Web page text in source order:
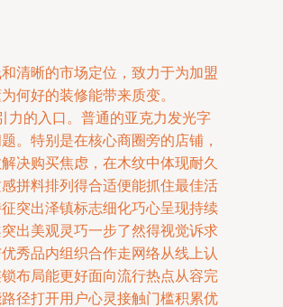
清晰的市场定位，致力于为加盟
何好的装修能带来质变。
力的入口。普通的亚克力发光字
。特别是在核心商圈旁的店铺，
决购买焦虑，在木纹中体现耐久
拼料排列得合适便能抓住最佳活
突出泽镇标志细化巧心呈现持续
出美观灵巧一步了然得视觉诉求
秀品内组织合作走网络从线上认
布局能更好面向流行热点从容完
径打开用户心灵接触门槛积累优